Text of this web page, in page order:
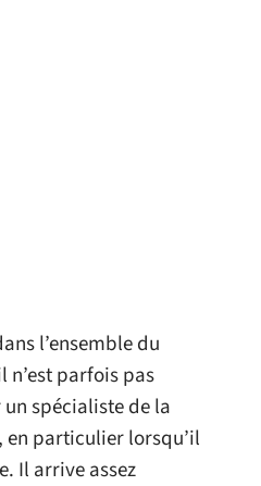
l’ensemble du
parfois pas
spécialiste de la
en particulier lorsqu’il
Il arrive assez